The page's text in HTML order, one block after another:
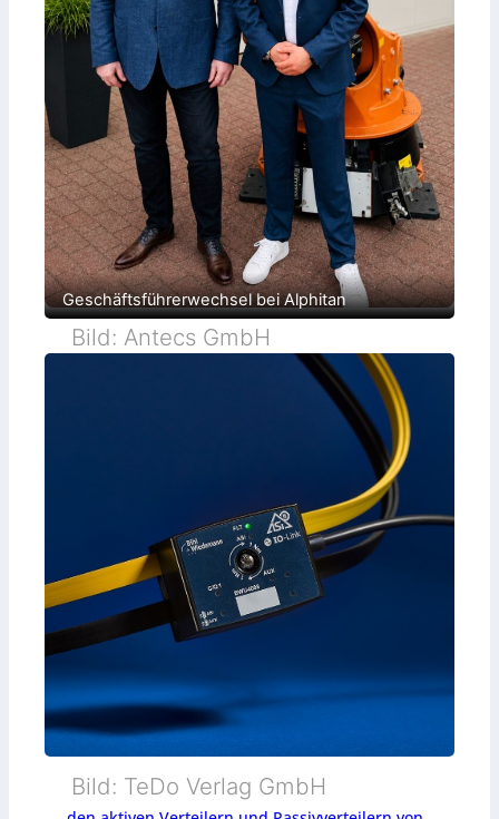
Geschäftsführerwechsel bei Alphitan
Bild: Antecs GmbH
Bild: TeDo Verlag GmbH